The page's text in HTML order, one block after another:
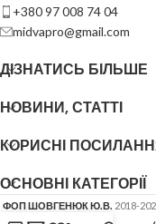
+380 97 008 74 04
midvapro@gmail.com
ДІЗНАТИСЬ БІЛЬШЕ
НОВИНИ, СТАТТІ
КОРИСНІ
ОСНОВНІ КАТЕГОРІЇ
ФОП ШОВГЕНЮК Ю.В. 2018-